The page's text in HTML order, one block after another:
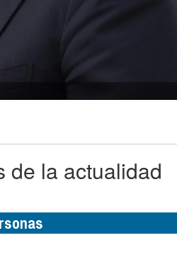
de la actualidad